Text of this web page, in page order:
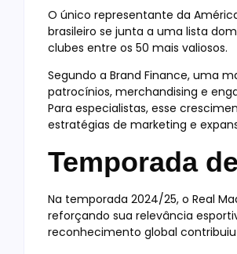
O único representante da
brasileiro se junta a uma lista
clubes entre os 50 mais valiosos.
Segundo a Brand Finance, uma
patrocínios, merchandising e
Para especialistas, esse
estratégias de marketing e
Temporada
Na temporada 2024/25, o Real
reforçando sua relevância
reconhecimento global